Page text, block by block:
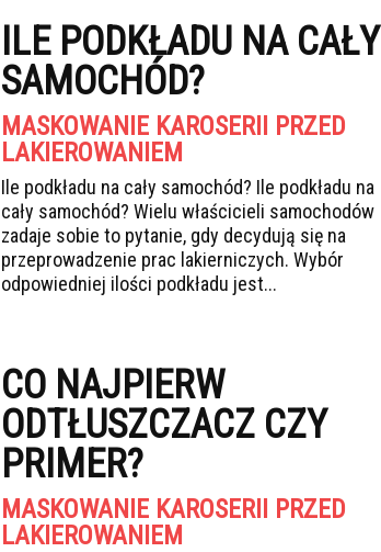
ILE PODKŁADU NA CAŁY
SAMOCHÓD?
MASKOWANIE KAROSERII PRZED
LAKIEROWANIEM
Ile podkładu na cały samochód? Ile podkładu na
cały samochód? Wielu właścicieli samochodów
zadaje sobie to pytanie, gdy decydują się na
przeprowadzenie prac lakierniczych. Wybór
odpowiedniej ilości podkładu jest...
CO NAJPIERW
ODTŁUSZCZACZ CZY
PRIMER?
MASKOWANIE KAROSERII PRZED
LAKIEROWANIEM